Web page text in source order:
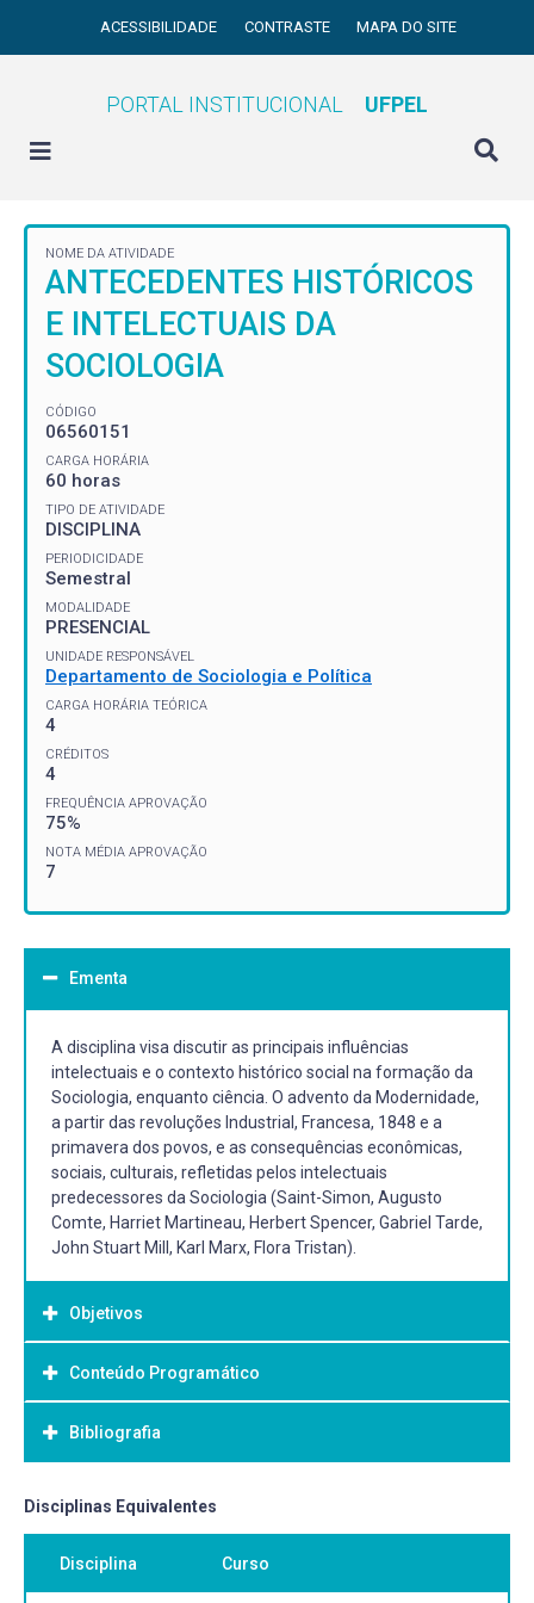
ACESSIBILIDADE CONTRASTE MAPA DO SITE
PORTAL INSTITUCIONAL UFPEL
NOME DA ATIVIDADE
ANTECEDENTES HISTÓRICOS
E INTELECTUAIS DA
SOCIOLOGIA
CÓDIGO
06560151
CARGA HORÁRIA
60 horas
TIPO DE ATIVIDADE
DISCIPLINA
PERIODICIDADE
Semestral
MODALIDADE
PRESENCIAL
UNIDADE RESPONSÁVEL
Departamento de Sociologia e Política
CARGA HORÁRIA TEÓRICA
4
CRÉDITOS
4
FREQUÊNCIA APROVAÇÃO
75%
NOTA MÉDIA APROVAÇÃO
7
Ementa
A disciplina visa discutir as principais influências
intelectuais e o contexto histórico social na formação da
Sociologia, enquanto ciência. O advento da Modernidade,
a partir das revoluções Industrial, Francesa, 1848 e a
primavera dos povos, e as consequências econômicas,
sociais, culturais, refletidas pelos intelectuais
predecessores da Sociologia (Saint-Simon, Augusto
Comte, Harriet Martineau, Herbert Spencer, Gabriel Tarde,
John Stuart Mill, Karl Marx, Flora Tristan).
Objetivos
Objetivo Geral:
A disciplina visa discutir as principais influências
intelectuais e o contexto histórico social na formação da
Conteúdo Programático
O CONTEXTO HISTÓRICO DO APARECIMENTO DA
SOCIOLOGIA
empirismo e iluminismo Revolução Industrial.
Revolução Francesa
A primavera dos Povos – 1848
PRECURSORES DA SOCIOLOGIA
Bibliografia
Bibliografia Básica:
COMTE, Augusto: Curso de filosofia positiva ; Discurso
preliminar sobre o conjunto do positivismo: Catecismo
positivista / 1996, 336 p.
Disciplinas Equivalentes
Disciplina Curso